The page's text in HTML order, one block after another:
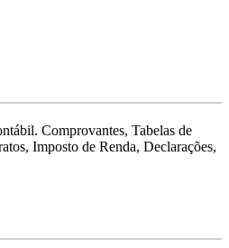
Comprovantes, Tabelas de
Imposto de Renda, Declarações,